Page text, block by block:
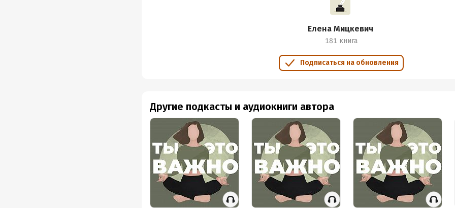
Елена Мицкевич
181 книга
Подписаться на обновления
Другие подкасты и аудиокниги автора